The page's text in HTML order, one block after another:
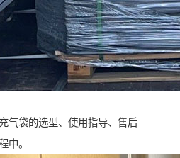
气袋的选型、使用指导、售后
中。